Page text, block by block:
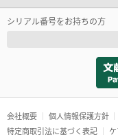
シリアル番号をお持ちの方
会社概要 個人情報保護方針
特定商取引法に基づく表記